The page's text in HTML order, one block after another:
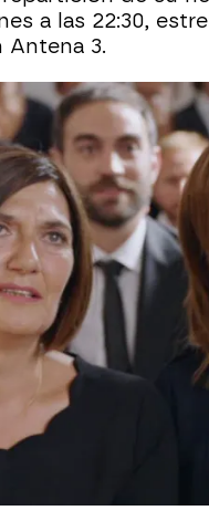
a las 22:30,
Antena 3.
Atresmedia Allí